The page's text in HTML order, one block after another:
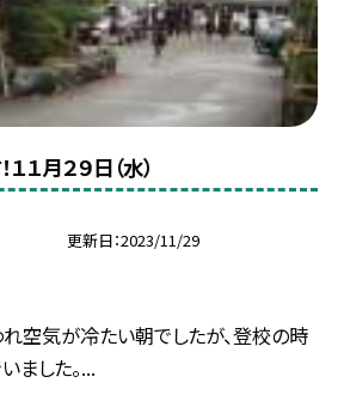
１月２９日（水）
更新日 2023/11/29
空気が冷たい朝でしたが、登校の時
ました。...